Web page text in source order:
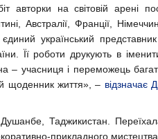
авторки на світовій арені
Австралії, Франції, Німеччині,
український представник
Її роботи друкують в
– учасниця і переможець
щоденник життя», – відзначає
Таджикистан.
прикладного